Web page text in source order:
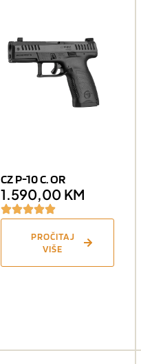
CZ P-10 C. OR
1.590,00 KM
PROČITAJ
VIŠE